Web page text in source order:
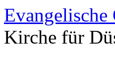
Kirche für